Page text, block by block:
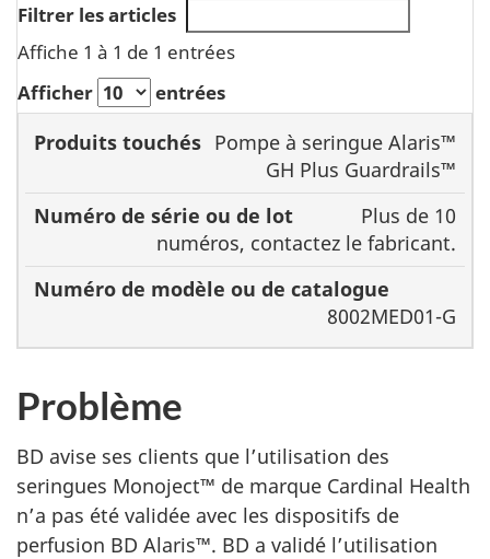
Filtrer les articles
Affiche 1 à 1 de 1 entrées
Afficher
entrées
touchés
Numéro
ou de
lot
Numéro de
modèle ou de
catalogue
Pompe à seringue Alaris™
GH Plus Guardrails™
Plus de 10
numéros, contactez le fabricant.
8002MED01-G
Problème
BD avise ses clients que l’utilisation des
seringues Monoject™ de marque Cardinal Health
n’a pas été validée avec les dispositifs de
perfusion BD Alaris™. BD a validé l’utilisation